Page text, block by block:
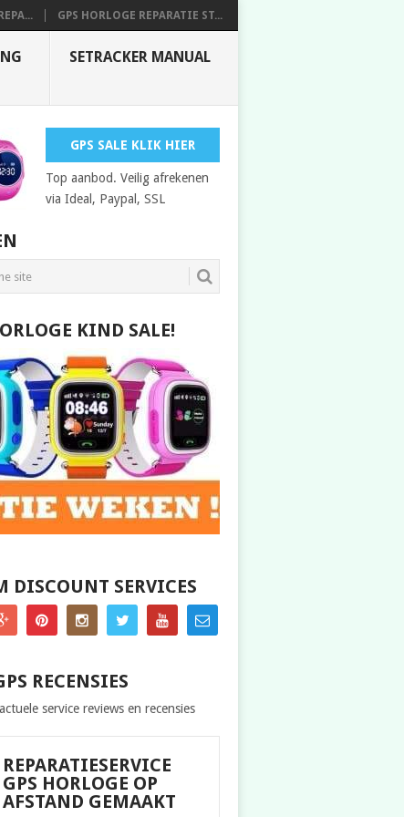
GPS HORLOGE REPARATIE ST...
SETRACKER MANUAL
GPS SALE KLIK HIER
Top aanbod. Veilig afrekenen
via Ideal, Paypal, SSL
KIND SALE!
DISCOUNT SERVICES
RECENSIES
service reviews en recensies
REPARATIESERVICE
GPS HORLOGE OP
AFSTAND GEMAAKT